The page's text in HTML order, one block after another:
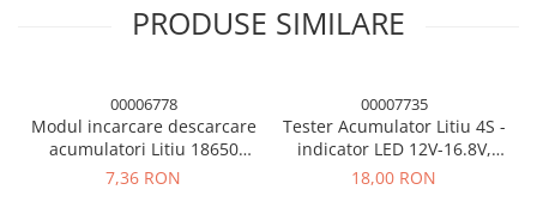
Diode si punti redresoare
Intrerupatoare
Smart Home
Accesorii trotinete electrice
Modulele necesitărăcire adecvată în funcție de curentul
împotriva șocurilor și scurtcircuitelor.
Prin utilizarea acestor produse, utilizatorul își asumă întreaga
responsabilitate pentru montaj, configurare și operare.
PRODUSE SIMILARE
00006778
Modul incarcare descarcare
acumulatori Litiu 18650
3.7V / 4.2V 5V 2A
7,36 RON
00007735
Tester Acumulator Litiu 4S -
indicator LED 12V-16.8V,
consum redus, precizie
18,00 RON